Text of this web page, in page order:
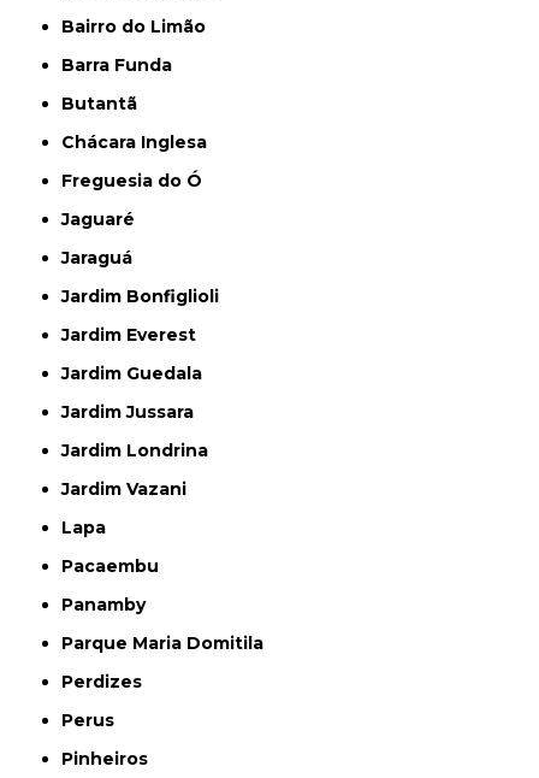
Bairro do Limão
Barra Funda
Butantã
Chácara Inglesa
Freguesia do Ó
Jaguaré
Jaraguá
Jardim Bonfiglioli
Jardim Everest
Jardim Guedala
Jardim Jussara
Jardim Londrina
Jardim Vazani
Lapa
Pacaembu
Panamby
Parque Maria Domitila
Perdizes
Perus
Pinheiros